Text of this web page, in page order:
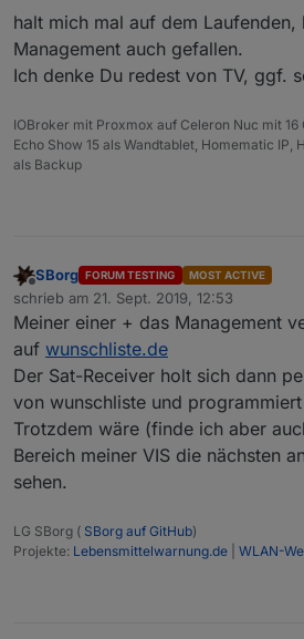
gemeldet wird die neue
halt mich mal auf dem Laufenden,
Management auch gefallen.
Ich denke Du redest von TV, ggf.
IOBroker mit Proxmox auf Celeron Nuc mit 16
Echo Show 15 als Wandtablet, Homematic IP,
als Backup
Offline
SBorg FORUM TESTING MOST ACTIVE
schrieb am 21. Sept. 2019, 12:53
zuletzt editiert von
Meiner einer + das Management
auf wunschliste.de
Der Sat-Receiver holt sich dann
von wunschliste und
Trotzdem wäre (finde ich aber
Bereich meiner VIS die nächsten
sehen.
LG SBorg ( SBorg auf GitHub)
Projekte: Lebensmittelwarnung.de WLAN-